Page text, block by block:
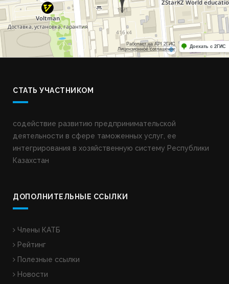
СТАТЬ УЧАСТНИКОМ
содействие развитию предпринимательской
деятельности в сфере таможенных услуг, ее
интегрирования в хозяйственную систему Республики
Казахстан
ДОПОЛНИТЕЛЬНЫЕ ССЫЛКИ
Члены КАТБ
Рейтинг
Полезные ссылки
Новости